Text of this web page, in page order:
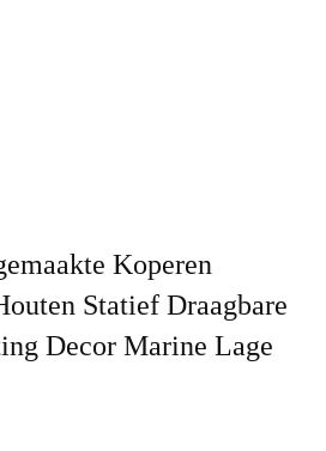
Koperen
Statief Draagbare
Decor Marine Lage